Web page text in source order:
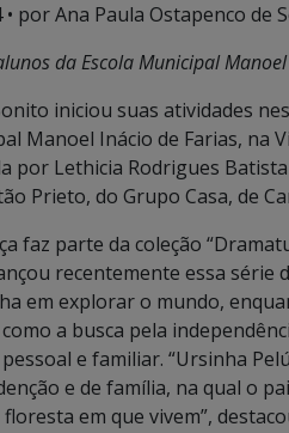
• por Ana Paula Ostapenco de
da Escola Municipal
iniciou suas atividades
Manoel Inácio de Farias, na
por Lethicia Rodrigues
Prieto, do Grupo Casa, de
faz parte da coleção
recentemente essa série
em explorar o mundo,
a busca pela
e familiar. “Ursinha
e de família, na qual o
em que vivem”,